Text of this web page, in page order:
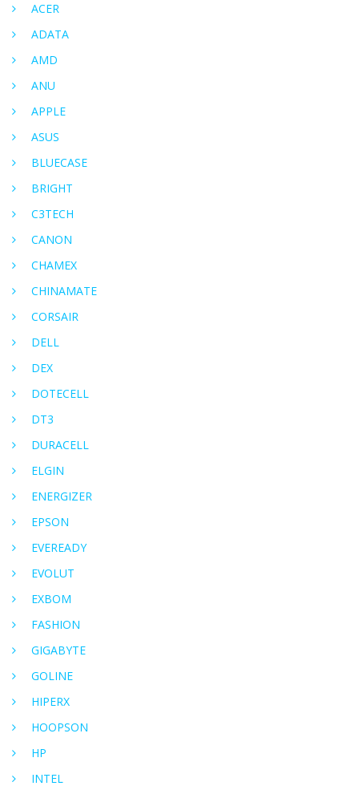
ACER
ADATA
AMD
ANU
APPLE
ASUS
BLUECASE
BRIGHT
C3TECH
CANON
CHAMEX
CHINAMATE
CORSAIR
DELL
DEX
DOTECELL
DT3
DURACELL
ELGIN
ENERGIZER
EPSON
EVEREADY
EVOLUT
EXBOM
FASHION
GIGABYTE
GOLINE
HIPERX
HOOPSON
HP
INTEL